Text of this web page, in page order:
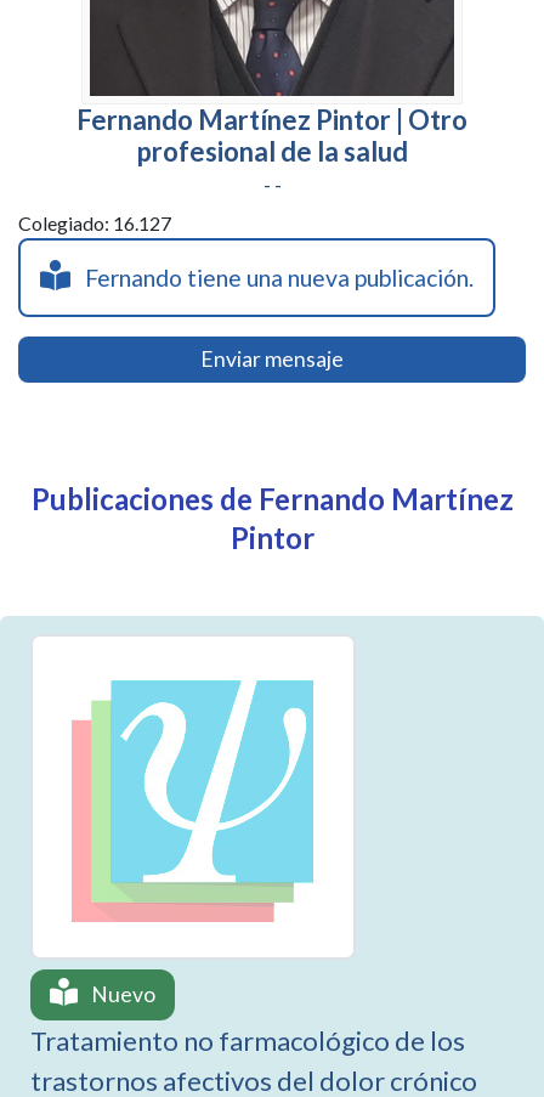
Fernando Martínez Pintor | Otro
profesional de la salud
- -
Colegiado: 16.127
Fernando tiene una nueva publicación.
Enviar mensaje
Publicaciones de Fernando Martínez
Pintor
Nuevo
Tratamiento no farmacológico de los
trastornos afectivos del dolor crónico